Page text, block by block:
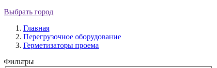
Выбрать город
Главная
Перегрузочное оборудование
Герметизаторы проема
Фильтры